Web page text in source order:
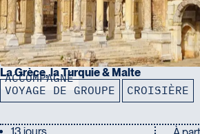
ACCOMPAGNÉ
La Grèce, la Turquie & Malte
VOYAGE DE GROUPE CROISIÈRE